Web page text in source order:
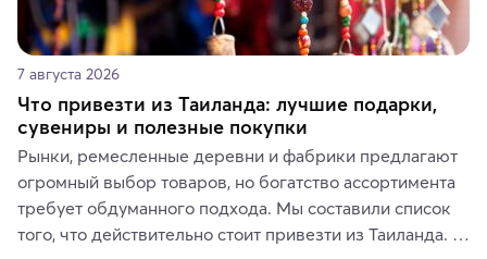
7 августа 2026
Что привезти из Таиланда: лучшие подарки,
сувениры и полезные покупки
Рынки, ремесленные деревни и фабрики предлагают
огромный выбор товаров, но богатство ассортимента
требует обдуманного подхода. Мы составили список
того, что действительно стоит привезти из Таиланда.